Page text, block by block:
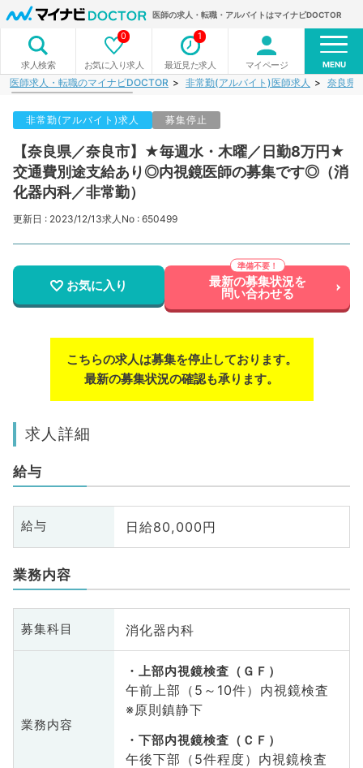
医師の求人・転職・アルバイトはマイナビDOCTOR
求人検索 お気に入り求人
0
最近見た求人
1
マイページ MENU
医師求人・転職のマイナビDOCTOR 非常勤(アルバイト)医師求人 奈良県
非常勤(アルバイト)求人 募集停止
【奈良県／奈良市】★毎週水・木曜／日勤8万円★
交通費別途支給あり◎内視鏡医師の募集です◎（消
化器内科／非常勤）
更新日 : 2023/12/13求人No : 650499
お気に入り 最新の募集状況を
問い合わせる
こちらの求人は募集を停止しております。
最新の募集状況の確認も承ります。
求人詳細
給与
給与 日給80,000円
業務内容
募集科目 消化器内科
業務内容
上部内視鏡検査（ＧＦ）
午前上部（5～10件）内視鏡検査
※原則鎮静下
下部内視鏡検査（ＣＦ）
午後下部（5件程度）内視鏡検査